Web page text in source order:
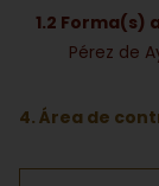
1.2
Pérez de
4. Área de